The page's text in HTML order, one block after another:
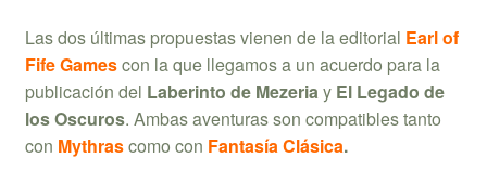
Las dos últimas propuestas vienen de la editorial Earl of
Fife Gamescon la que llegamos a un acuerdo para la
publicación del Laberinto de Mezeriay El Legado de
los Oscuros. Ambas aventuras son compatibles tanto
con Mythrascomo con Fantasía Clásica.